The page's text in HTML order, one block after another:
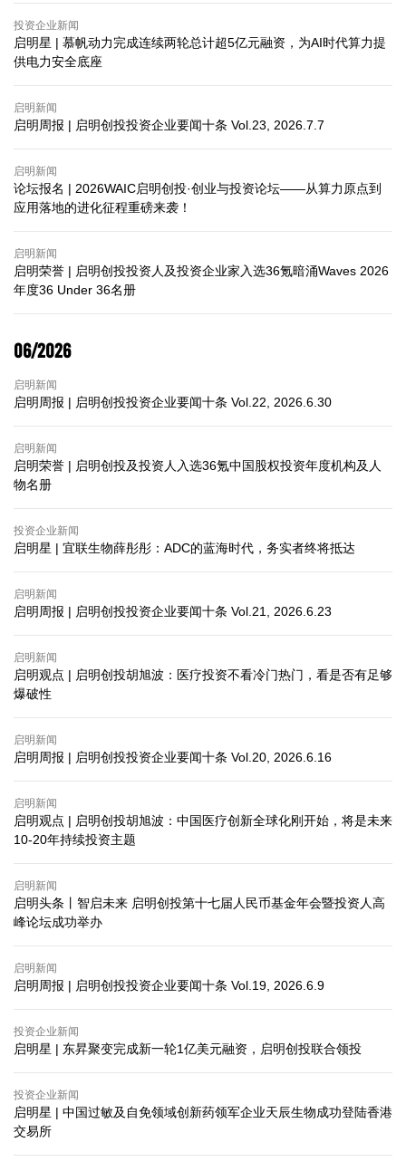
投资企业新闻
启明星 | 慕帆动力完成连续两轮总计超5亿元融资，为AI时代算力提
供电力安全底座
启明新闻
启明周报 | 启明创投投资企业要闻十条 Vol.23, 2026.7.7
启明新闻
论坛报名 | 2026WAIC启明创投·创业与投资论坛——从算力原点到
应用落地的进化征程重磅来袭！
启明新闻
启明荣誉 | 启明创投投资人及投资企业家入选36氪暗涌Waves 2026
年度36 Under 36名册
06/2026
启明新闻
启明周报 | 启明创投投资企业要闻十条 Vol.22, 2026.6.30
启明新闻
启明荣誉 | 启明创投及投资人入选36氪中国股权投资年度机构及人
物名册
投资企业新闻
启明星 | 宜联生物薛彤彤：ADC的蓝海时代，务实者终将抵达
启明新闻
启明周报 | 启明创投投资企业要闻十条 Vol.21, 2026.6.23
启明新闻
启明观点 | 启明创投胡旭波：医疗投资不看冷门热门，看是否有足够
爆破性
启明新闻
启明周报 | 启明创投投资企业要闻十条 Vol.20, 2026.6.16
启明新闻
启明观点 | 启明创投胡旭波：中国医疗创新全球化刚开始，将是未来
10-20年持续投资主题
启明新闻
启明头条丨智启未来 启明创投第十七届人民币基金年会暨投资人高
峰论坛成功举办
启明新闻
启明周报 | 启明创投投资企业要闻十条 Vol.19, 2026.6.9
投资企业新闻
启明星 | 东昇聚变完成新一轮1亿美元融资，启明创投联合领投
投资企业新闻
启明星 | 中国过敏及自免领域创新药领军企业天辰生物成功登陆香港
交易所